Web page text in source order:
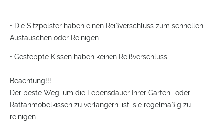
• Die Sitzpolster haben einen Reißverschluss zum schnellen
Austauschen oder Reinigen.
• Gesteppte Kissen haben keinen Reißverschluss.
Beachtung!!!
Der beste Weg, um die Lebensdauer Ihrer Garten- oder
Rattanmöbelkissen zu verlängern, ist, sie regelmäßig zu
reinigen